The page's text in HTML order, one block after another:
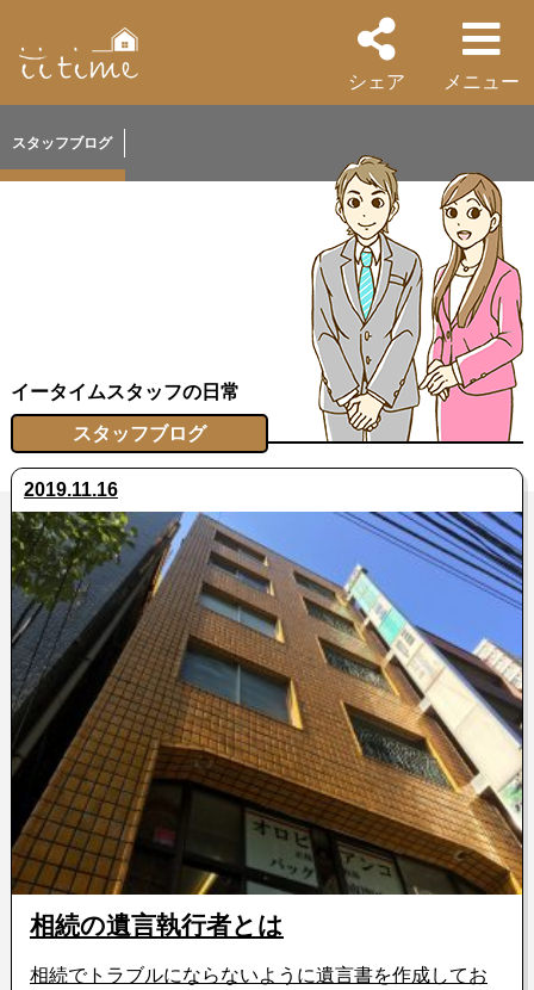
シェア メニュー
スタッフブログ
イータイムスタッフの日常
スタッフブログ
2019.11.16
相続の遺言執行者とは
相続でトラブルにならないように遺言書を作成してお